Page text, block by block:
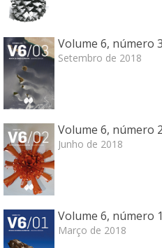
Volume 6, número 3
Setembro de 2018
Volume 6, número 2
Junho de 2018
Volume 6, número 1
Março de 2018